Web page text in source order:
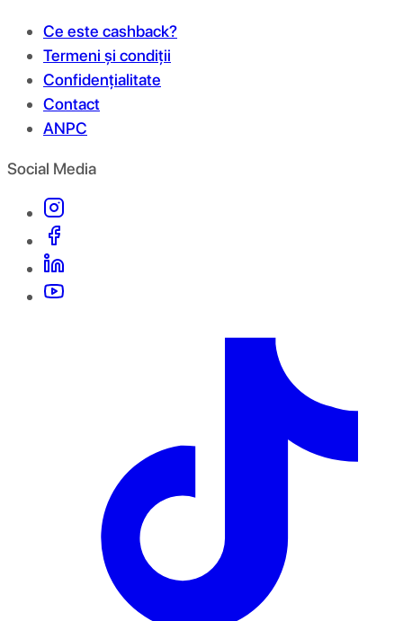
Ce este cashback?
Termeni și condiții
Confidențialitate
Contact
ANPC
Social Media